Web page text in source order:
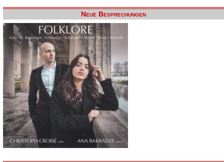
Neue Besprechungen